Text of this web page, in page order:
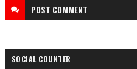
POST COMMENT
SOCIAL COUNTER